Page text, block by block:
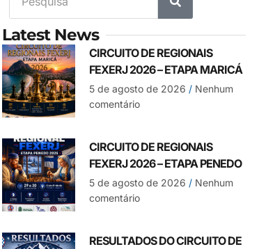
Latest News
CIRCUITO DE REGIONAIS
FEXERJ 2026 – ETAPA MARICÁ
5 de agosto de 2026 Nenhum
comentário
CIRCUITO DE REGIONAIS
FEXERJ 2026 – ETAPA PENEDO
5 de agosto de 2026 Nenhum
comentário
RESULTADOS DO CIRCUITO DE